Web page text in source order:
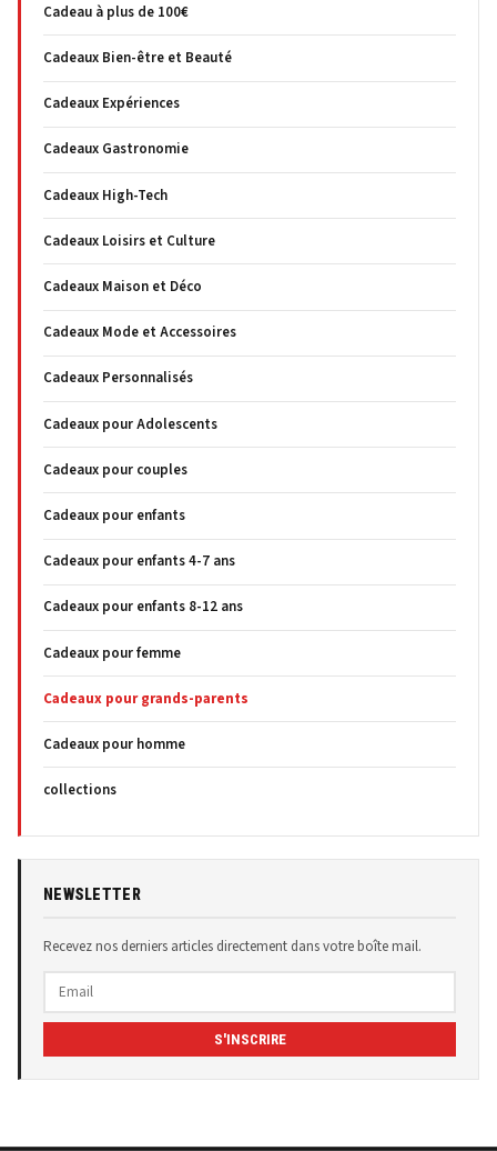
Cadeau à plus de 100€
Cadeaux Bien-être et Beauté
Cadeaux Expériences
Cadeaux Gastronomie
Cadeaux High-Tech
Cadeaux Loisirs et Culture
Cadeaux Maison et Déco
Cadeaux Mode et Accessoires
Cadeaux Personnalisés
Cadeaux pour Adolescents
Cadeaux pour couples
Cadeaux pour enfants
Cadeaux pour enfants 4-7 ans
Cadeaux pour enfants 8-12 ans
Cadeaux pour femme
Cadeaux pour grands-parents
Cadeaux pour homme
collections
NEWSLETTER
Recevez nos derniers articles directement dans votre boîte mail.
S'INSCRIRE